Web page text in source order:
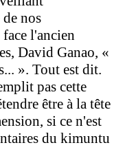
nos
l'ancien
David Ganao, «
». Tout est dit.
pas cette
être à la tête
si ce n'est
du kimuntu